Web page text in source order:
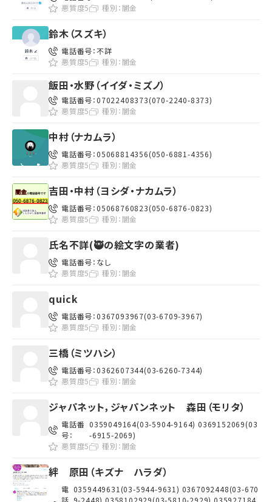
悪質度5
種別： 闇金
鈴木（スズキ）
電話番号：不詳
悪質度5
種別： 闇金
飯田・水野（イイダ・ミズノ）
電話番号：07022408373(070-2240-8373)
悪質度5
種別： 闇金
中村（ナカムラ）
電話番号：05068814356(050-6881-4356)
悪質度5
種別： 闇金
吉田・中村（ヨシダ・ナカムラ）
電話番号：05068760823(050-6876-0823)
悪質度5
種別： 闇金
氏名不詳(🥷の絵文字の業者)
電話番号： なし
悪質度5
種別： 闇金
quick
電話番号：0367093967(03-6709-3967)
悪質度5
種別： 闇金
三橋（ミツハシ）
電話番号：0362607344(03-6260-7344)
悪質度5
種別： 闇金
ジャパネット，ジャパンネット 森田（モリタ）
電話番
号：
0359049164(03-5904-9164) 0369152069(03
-6915-2069)
悪質度5
種別： 闇金
絆 原田（キズナ ハラダ）
電 0359449631(03-5944-9631) 0367092448(03-670